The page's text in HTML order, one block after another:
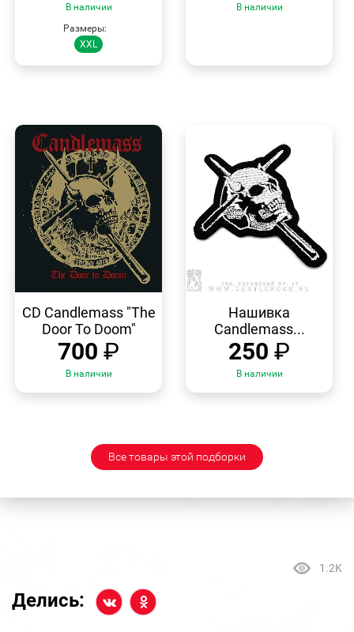
В наличии
Размеры:
XXL
В наличии
ПРОСМОТР
CD Candlemass "The
Door To Doom"
700 ₽
В наличии
ПРОСМОТР
Нашивка
Candlemass...
250 ₽
В наличии
Все товары этой подборки
1.2K
Делись: